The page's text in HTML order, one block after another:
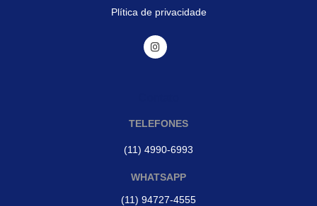
Plítica de privacidade
TELEFONES
(11) 4990-6993
WHATSAPP
(11) 94727-4555